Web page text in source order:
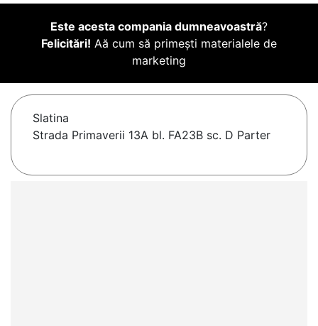
Este acesta compania dumneavoastră?
Felicitări! Aă cum să primești materialele de
marketing
Slatina
Strada Primaverii 13A bl. FA23B sc. D Parter